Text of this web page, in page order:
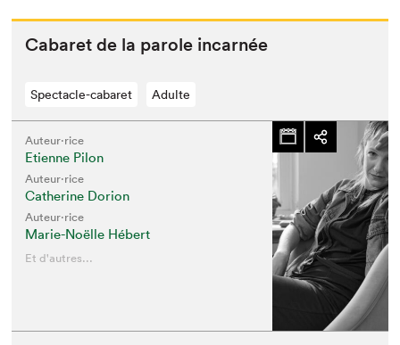
Cabaret de la parole incarnée
Spectacle-cabaret Adulte
Auteur·rice
Etienne Pilon
Auteur·rice
Catherine Dorion
Auteur·rice
Marie-Noëlle Hébert
Et d'autres...